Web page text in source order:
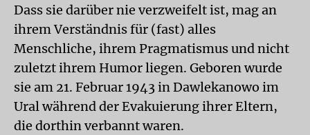
Dass sie darüber nie verzweifelt ist, mag an
ihrem Verständnis für (fast) alles
Menschliche, ihrem Pragmatismus und nicht
zuletzt ihrem Humor liegen. Geboren wurde
sie am 21. Februar 1943 in Dawlekanowo im
Ural während der Evakuierung ihrer Eltern,
die dorthin verbannt waren.